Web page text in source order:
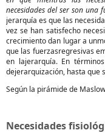
necesidades del ser son una
jerarquía es que las
vez se han satisfecho
crecimiento dan lugar a
que las fuerzasregresivas
en lajerarquía. En
dejerarquización, hasta que
Según la pirámide de
Necesidades